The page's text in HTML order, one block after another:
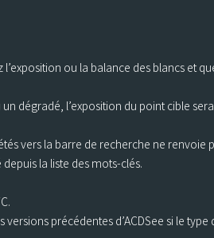
ou la balance des blancs et
dégradé, l’exposition du point cible
vers la barre de recherche ne renvoie
la liste des mots-clés.
précédentes d’ACDSee si le type